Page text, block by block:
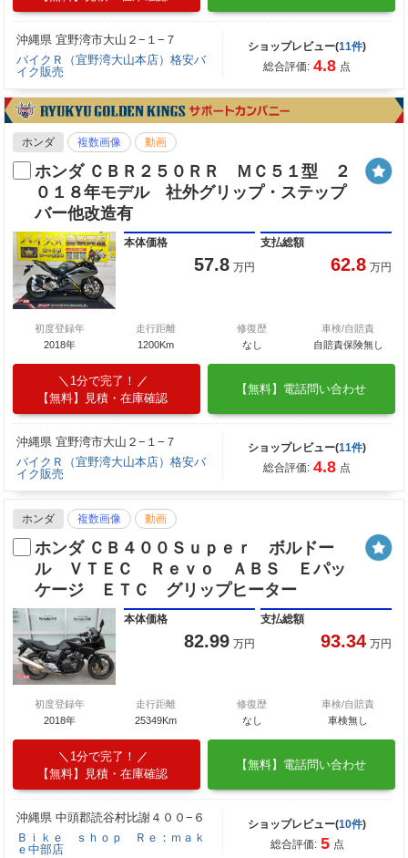
沖縄県 宜野湾市大山２−１−７
バイクＲ（宜野湾大山本店）格安バ
イク販売
ショップレビュー(11件)
総合評価: 4.8 点
ホンダ 複数画像 動画
ホンダ ＣＢＲ２５０ＲＲ ＭＣ５１型 ２
０１８年モデル 社外グリップ・ステップ
バー他改造有
本体価格
57.8 万円
支払総額
62.8 万円
初度登録年
2018年
走行距離
1200Km
修復歴
なし
車検/自賠責
自賠責保険無し
1分で完了！
【無料】見積・在庫確認
【無料】電話問い合わせ
沖縄県 宜野湾市大山２−１−７
バイクＲ（宜野湾大山本店）格安バ
イク販売
ショップレビュー(11件)
総合評価: 4.8 点
ホンダ 複数画像 動画
ホンダ ＣＢ４００Ｓｕｐｅｒ ボルドー
ル ＶＴＥＣ Ｒｅｖｏ ＡＢＳ Ｅパッ
ケージ ＥＴＣ グリップヒーター
本体価格
82.99 万円
支払総額
93.34 万円
初度登録年
2018年
走行距離
25349Km
修復歴
なし
車検/自賠責
車検無し
1分で完了！
【無料】見積・在庫確認
【無料】電話問い合わせ
沖縄県 中頭郡読谷村比謝４００−６
Ｂｉｋｅ ｓｈｏｐ Ｒｅ：ｍａｋ
ｅ中部店
ショップレビュー(10件)
総合評価: 5 点